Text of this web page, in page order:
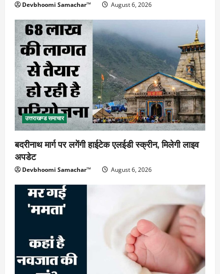
Devbhoomi Samachar™ August 6, 2026
उत्तराखण्ड समाचार
बदरीनाथ मार्ग पर लगेंगी हाईटेक एलईडी स्क्रीन, मिलेगी लाइव
अपडेट
Devbhoomi Samachar™ August 6, 2026